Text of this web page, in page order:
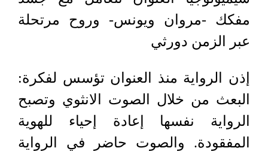
مفكك -مروان ويونس- وروح مرتحلة
عبر الزمن دورثي
إذن الرواية منذ العنوان تؤسس لفكرة:
البعث من خلال الصوت الانثوي وتصبح
الرواية نفسها إعادة إحياء للهوية
المفقودة. والصوت حاضر في الرواية